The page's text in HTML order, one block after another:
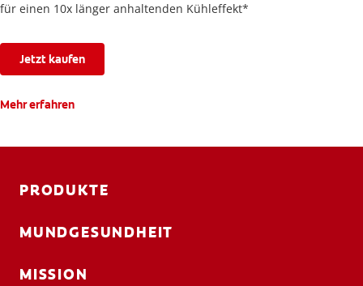
für einen 10x länger anhaltenden Kühleffekt*
Jetzt kaufen
Mehr erfahren
PRODUKTE
MUNDGESUNDHEIT
MISSION